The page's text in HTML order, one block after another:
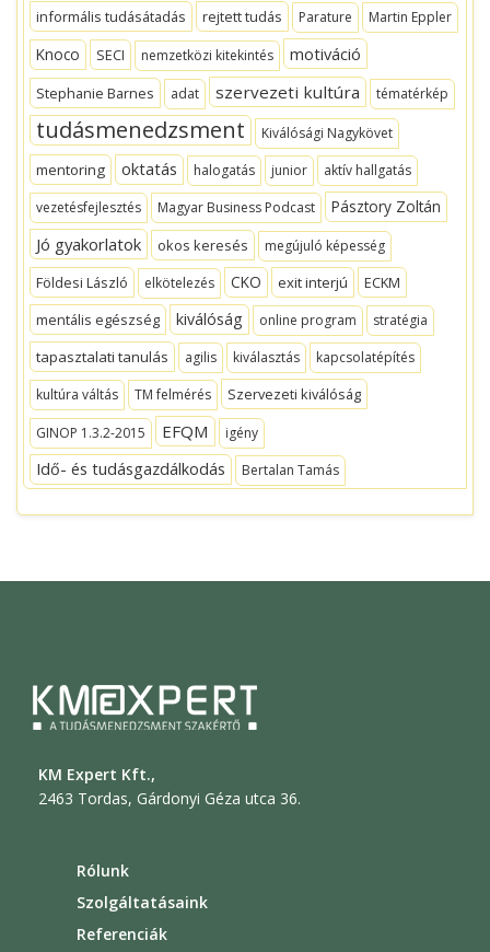
informális tudásátadás rejtett tudás Parature Martin Eppler
Knoco SECI nemzetközi kitekintés motiváció
Stephanie Barnes adat szervezeti kultúra tématérkép
tudásmenedzsment Kiválósági Nagykövet
mentoring oktatás halogatás junior
aktív hallgatás
vezetésfejlesztés
Magyar Business Podcast Pásztory Zoltán
Jó gyakorlatok okos keresés megújuló képesség
Földesi László elkötelezés CKO exit interjú
ECKM
mentális egészség
kiválóság online program stratégia
tapasztalati tanulás agilis kiválasztás
kapcsolatépítés
kultúra váltás
TM felmérés Szervezeti kiválóság
GINOP 1.3.2-2015 EFQM igény
Idő- és tudásgazdálkodás Bertalan Tamás
KM Expert Kft.,
2463 Tordas, Gárdonyi Géza utca 36.
Rólunk
Szolgáltatásaink
Referenciák